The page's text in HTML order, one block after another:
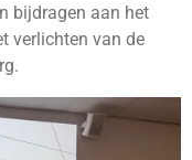
bijdragen aan het
verlichten van de